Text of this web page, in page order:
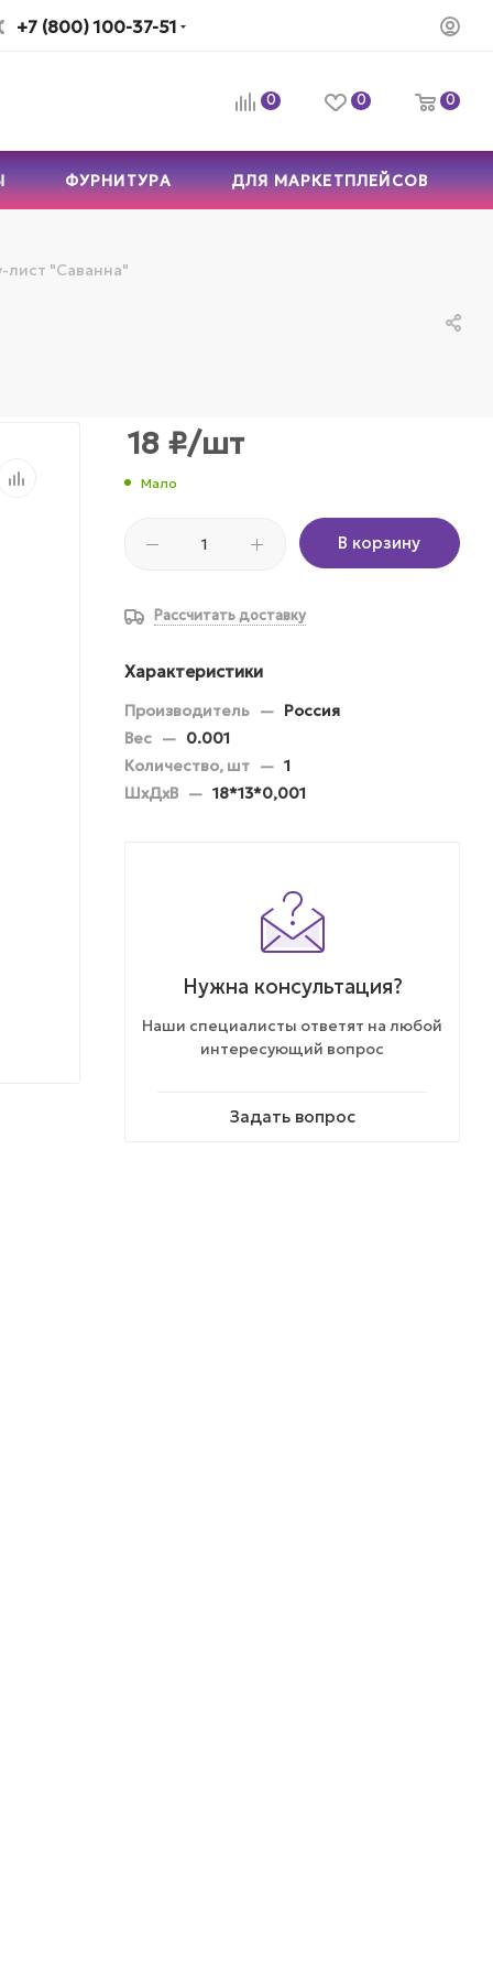
+7 (800) 100-37-51
0 0 0
ФУРНИТУРА ДЛЯ МАРКЕТПЛЕЙСОВ
лист "Саванна"
18 ₽/шт
Мало
В корзину
Рассчитать доставку
Характеристики
Производитель — Россия
Вес — 0.001
Количество, шт — 1
ШхДхВ — 18*13*0,001
Нужна консультация?
Наши специалисты ответят на любой
интересующий вопрос
Задать вопрос